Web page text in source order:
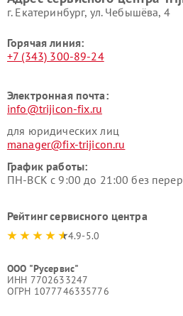
г. Екатеринбург, ул. Чебышёва, 4
Горячая линия:
+7 (343) 300-89-24
Электронная почта:
info@trijicon-fix.ru
для юридических лиц
manager@fix-trijicon.ru
График работы:
ПН-ВСК с 9:00 до 21:00 без
Рейтинг сервисного центра
4.9-5.0
ООО "Русервис"
ИНН 7702633247
ОГРН 1077746335776